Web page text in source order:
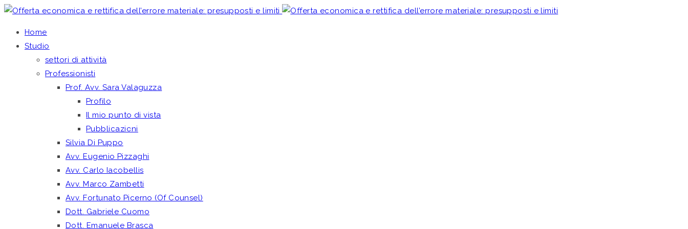
Home
Studio
settori di attività
Professionisti
Prof. Avv. Sara Valaguzza
Profilo
Il mio punto di vista
Pubblicazioni
Silvia Di Puppo
Avv. Eugenio Pizzaghi
Avv. Carlo Iacobellis
Avv. Marco Zambetti
Avv. Fortunato Picerno (Of Counsel)
Dott. Gabriele Cuomo
Dott. Emanuele Brasca